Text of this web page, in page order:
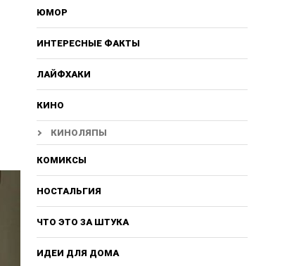
ЮМОР
ИНТЕРЕСНЫЕ ФАКТЫ
ЛАЙФХАКИ
КИНО
КИНОЛЯПЫ
КОМИКСЫ
НОСТАЛЬГИЯ
ЧТО ЭТО ЗА ШТУКА
ИДЕИ ДЛЯ ДОМА